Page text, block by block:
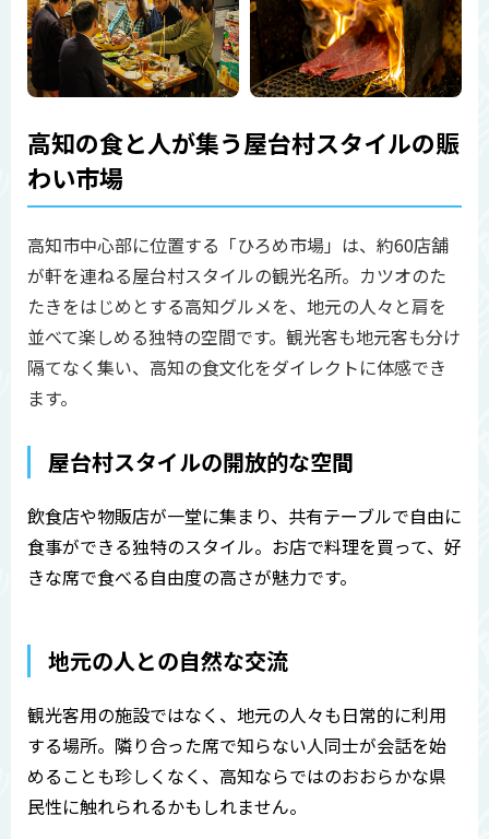
高知の食と人が集う屋台村スタイルの賑
わい市場
高知市中心部に位置する「ひろめ市場」は、約60店舗
が軒を連ねる屋台村スタイルの観光名所。カツオのた
たきをはじめとする高知グルメを、地元の人々と肩を
並べて楽しめる独特の空間です。観光客も地元客も分け
隔てなく集い、高知の食文化をダイレクトに体感でき
ます。
屋台村スタイルの開放的な空間
飲食店や物販店が一堂に集まり、共有テーブルで自由に
食事ができる独特のスタイル。お店で料理を買って、好
きな席で食べる自由度の高さが魅力です。
地元の人との自然な交流
観光客用の施設ではなく、地元の人々も日常的に利用
する場所。隣り合った席で知らない人同士が会話を始
めることも珍しくなく、高知ならではのおおらかな県
民性に触れられるかもしれません。